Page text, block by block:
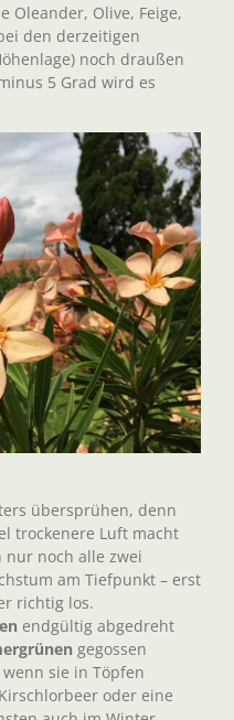
Oleander, Olive, Feige,
den derzeitigen
noch draußen
5 Grad wird es
übersprühen, denn
trockenere Luft macht
nur noch alle zwei
am Tiefpunkt – erst
richtig los.
endgültig abgedreht
gegossen
sie in Töpfen
oder eine